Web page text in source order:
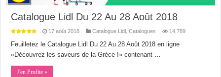
Catalogue Lidl Du 22 Au 28 Août 2018
17 août 2018 Catalogue Lidl ,Catalogues 14,789
Feuilletez le Catalogue Lidl Du 22 Au 28 Août 2018 en ligne
«Découvrez les saveurs de la Grèce !» contenant …
J'en Profite »